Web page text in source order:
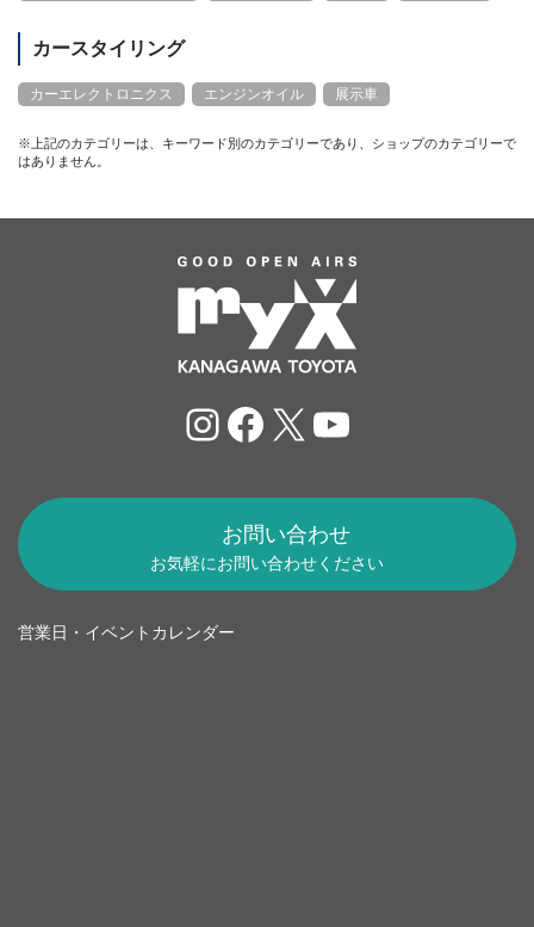
カースタイリング
カーエレクトロニクス エンジンオイル 展示車
※上記のカテゴリーは、キーワード別のカテゴリーであり、ショップのカテゴリーで
はありません。
Instagram
Facebook
X YouTube
お問い合わせ
お気軽にお問い合わせください
営業日・イベントカレンダー